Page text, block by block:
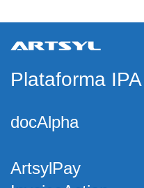
Plataforma IPA
docAlpha
ArtsylPay